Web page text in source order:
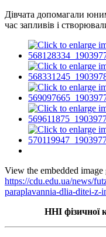
Дівчата допомагали
час запливів і
View the embedded
https://cdu.edu.ua/news/
paraplavannia-dlia-ditei-z-
ННІ фізичної